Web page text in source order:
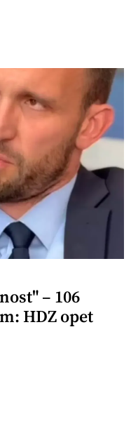
– 106
HDZ opet